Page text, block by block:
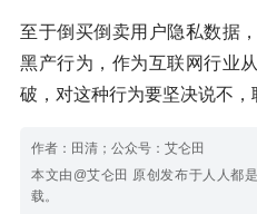
至于倒买倒卖用户隐私数据
黑产行为，作为互联网行业
破，对这种行为要坚决说不，
作者：田清；公众号：艾仑田
本文由@艾仑田 原创发布于人人都
载。